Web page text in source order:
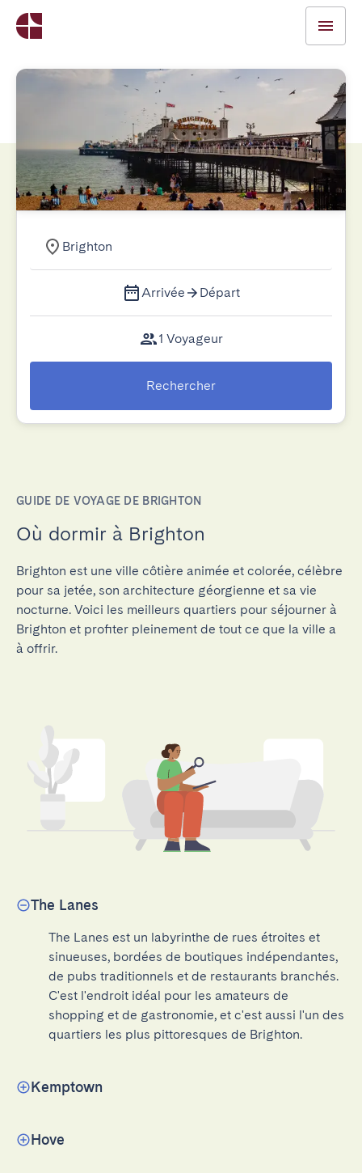
Brighton
Arrivée Départ
1 Voyageur
Rechercher
GUIDE DE VOYAGE DE BRIGHTON
Où dormir à Brighton
Brighton est une ville côtière animée et colorée, célèbre
pour sa jetée, son architecture géorgienne et sa vie
nocturne. Voici les meilleurs quartiers pour séjourner à
Brighton et profiter pleinement de tout ce que la ville a
à offrir.
The Lanes
The Lanes est un labyrinthe de rues étroites et
sinueuses, bordées de boutiques indépendantes,
de pubs traditionnels et de restaurants branchés.
C'est l'endroit idéal pour les amateurs de
shopping et de gastronomie, et c'est aussi l'un des
quartiers les plus pittoresques de Brighton.
Kemptown
Hove